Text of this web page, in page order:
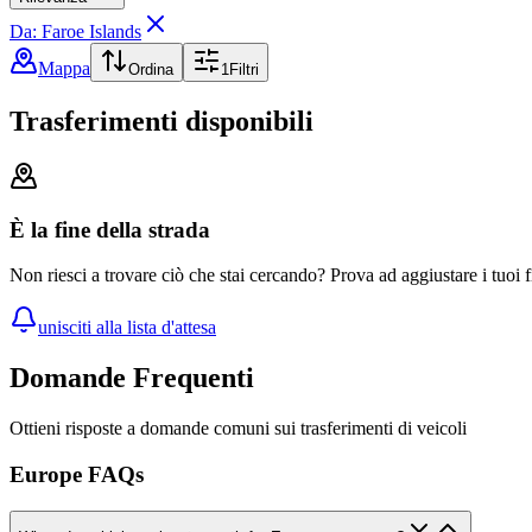
Da: Faroe Islands
Mappa
Ordina 1Filtri
Trasferimenti disponibili
È la fine della strada
Non riesci a trovare ciò che stai cercando? Prova ad aggiustare i tuoi
unisciti alla lista d'attesa
Domande Frequenti
Ottieni risposte a domande comuni sui trasferimenti di veicoli
Europe FAQs